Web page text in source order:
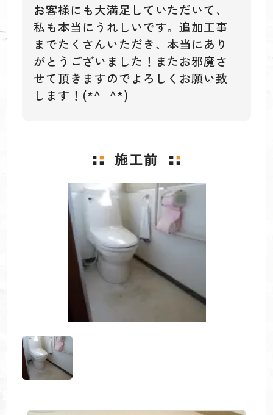
お客様にも大満足していただいて、
私も本当にうれしいです。追加工事
までたくさんいただき、本当にあり
がとうございました！またお邪魔さ
せて頂きますのでよろしくお願い致
します！(*^_^*)
施工前